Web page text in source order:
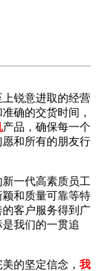
上锐意进取的经营
确的交货时间，
产品，确保每一个
和所有的朋友行
一代高素质员工
和质量可靠等特
客户服务得到广
我们的一贯追
的坚定信念， 我